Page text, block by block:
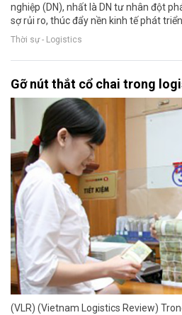
nghiệp (DN), nhất là DN tư nhân đột
sợ rủi ro, thúc đẩy nền kinh tế phát triển.
Thời sự - Logistics
Gỡ nút thắt cổ chai trong
(VLR) (Vietnam Logistics Review)